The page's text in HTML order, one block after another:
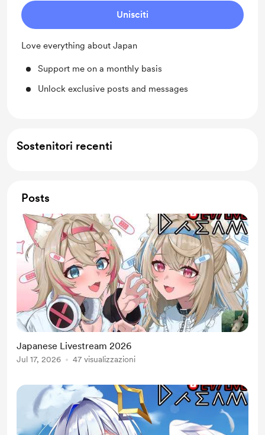
Unisciti
Love everything about Japan
Support me on a monthly basis
Unlock exclusive posts and messages
Sostenitori recenti
Posts
Japanese Livestream 2026
Jul 17, 2026 47 visualizzazioni